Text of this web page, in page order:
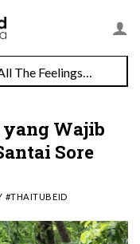
TAT Luncurkan Kampanye “Feel All The Feelings” dengan Lalisa LISA Manobal untuk Promosikan Pariwisata Berkualitas Thailand
yang Wajib
Sore
#THAITUBEID